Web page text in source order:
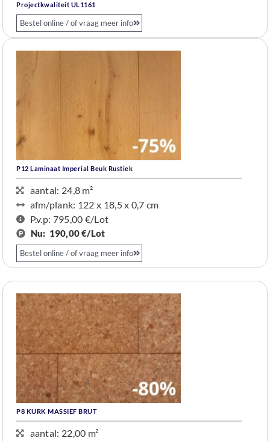
Projectkwaliteit UL1161
Bestel online / of vraag meer info
P12 Laminaat Imperial Beuk Rustiek
aantal: 24,8 m²
afm/plank: 122 x 18,5 x 0,7 cm
P.v.p: 795,00 €/Lot
Nu: 190,00 €/Lot
Bestel online / of vraag meer info
P8 KURK MASSIEF BRUT
aantal: 22,00 m²